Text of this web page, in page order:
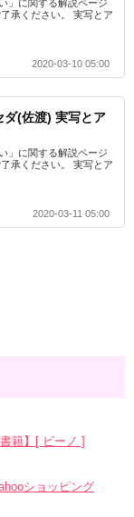
」に関する解説ページ
承ください。 実写とア
2020-03-10 05:00
ダ(佐渡) 実写とア
」に関する解説ページ
承ください。 実写とア
2020-03-11 05:00
籍】[ ビーノ ]
ショッピング